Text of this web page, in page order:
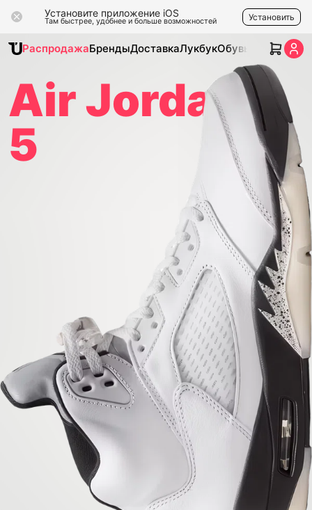
Установите приложение iOS
Там быстрее, удобнее и больше возможностей Установить
РаспродажаБрендыДоставкаЛукбукОбувь Одежда
Air Jordan
5